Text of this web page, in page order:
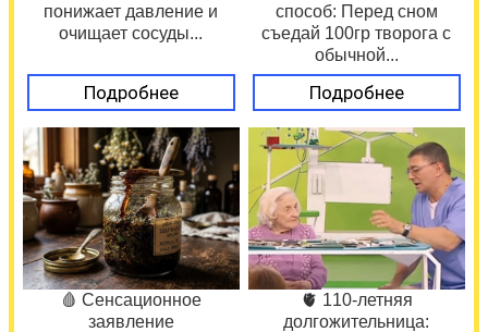
понижает давление и
очищает сосуды...
Подробнее
способ: Перед сном
съедай 100гр творога с
обычной...
Подробнее
🩸 Сенсационное
заявление
🫀 110-летняя
долгожительница: